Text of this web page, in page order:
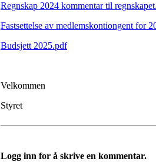
Regnskap 2024 kommentar til
Fastsettelse av medlemskontiongent for
Budsjett 2025.pdf
Velkommen
Styret
Logg inn for å skrive en kommentar.